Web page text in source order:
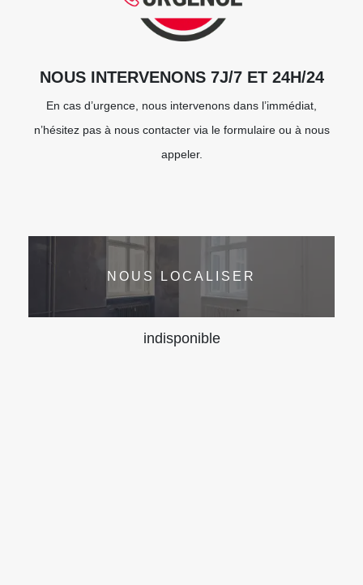
NOUS INTERVENONS 7J/7 ET 24H/24
En cas d’urgence, nous intervenons dans l’immédiat,
n’hésitez pas à nous contacter via le formulaire ou à nous
appeler.
NOUS LOCALISER
indisponible